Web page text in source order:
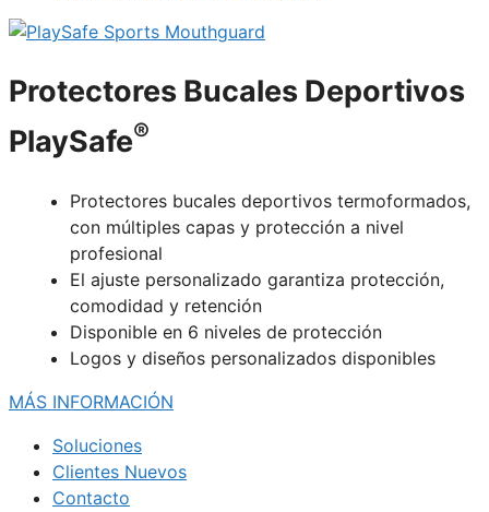
Protectores Bucales Deportivos
PlaySafe®
Protectores bucales deportivos termoformados,
con múltiples capas y protección a nivel
profesional
El ajuste personalizado garantiza protección,
comodidad y retención
Disponible en 6 niveles de protección
Logos y diseños personalizados disponibles
MÁS INFORMACIÓN
Soluciones
Clientes Nuevos
Contacto